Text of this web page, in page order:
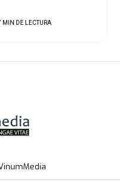
MIN DE LECTURA